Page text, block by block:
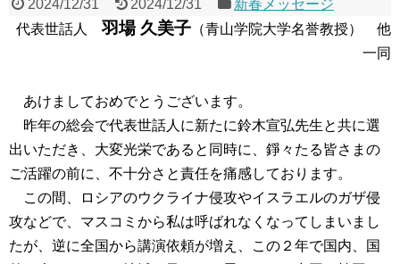
2024/12/31 2024/12/31
新春メッセージ
代表世話人羽場 久美子 （青山学院大学名誉教授） 他
一同
あけましておめでとうございます。
昨年の総会で代表世話人に新たに鈴木宣弘先生と共に選
出いただき、大変光栄であると同時に、錚々たる皆さまの
ご活躍の前に、不十分さと責任を痛感しております。
この間、ロシアのウクライナ侵攻やイスラエルのガザ侵
攻などで、マスコミから私は呼ばれなくなってしまいまし
たが、逆に全国から講演依頼が増え、この２年で国内、国